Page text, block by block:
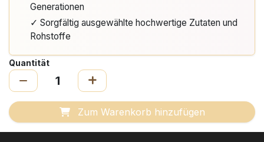
Generationen
✓ Sorgfältig ausgewählte hochwertige Zutaten und
Rohstoffe
Quantität
Zum Warenkorb hinzufügen